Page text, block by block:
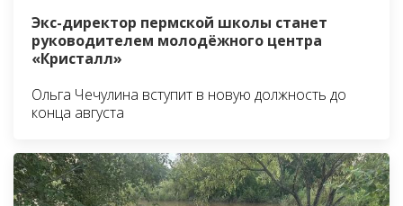
Экс-директор пермской школы станет
руководителем молодёжного центра
«Кристалл»
Ольга Чечулина вступит в новую должность до
конца августа